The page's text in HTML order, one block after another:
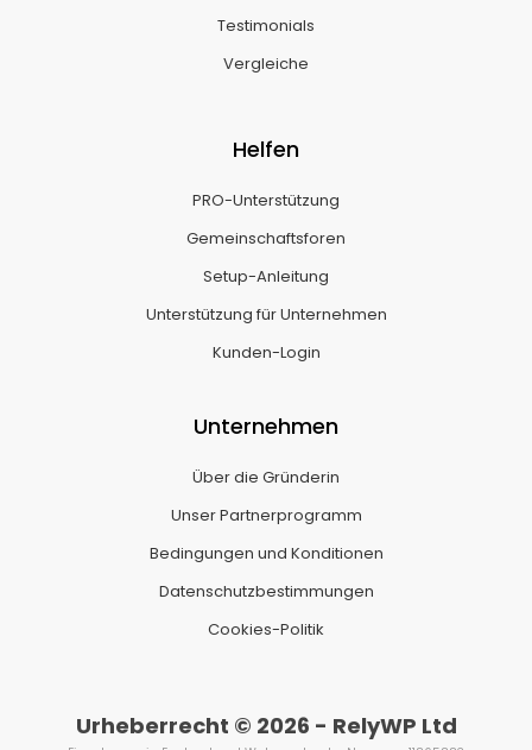
Testimonials
Vergleiche
Helfen
PRO-Unterstützung
Gemeinschaftsforen
Setup-Anleitung
Unterstützung für Unternehmen
Kunden-Login
Unternehmen
Über die Gründerin
Unser Partnerprogramm
Bedingungen und Konditionen
Datenschutzbestimmungen
Cookies-Politik
Urheberrecht © 2026 - RelyWP Ltd